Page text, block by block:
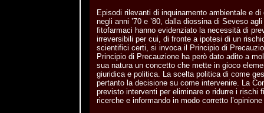
Episodi rilevanti di inquinamento ambientale e
negli anni ’70 e ’80, dalla diossina di Seveso
fitofarmaci hanno evidenziato la necessità di
irreversibili per cui, di fronte a ipotesi di un
scientifici certi, si invoca il Principio di
Principio di Precauzione ha però dato adito a
sua natura un concetto che mette in gioco
giuridica e politica. La scelta politica di come
pertanto la decisione su come intervenire. La
previsto interventi per eliminare o ridurre i rischi
ricerche e informando in modo corretto